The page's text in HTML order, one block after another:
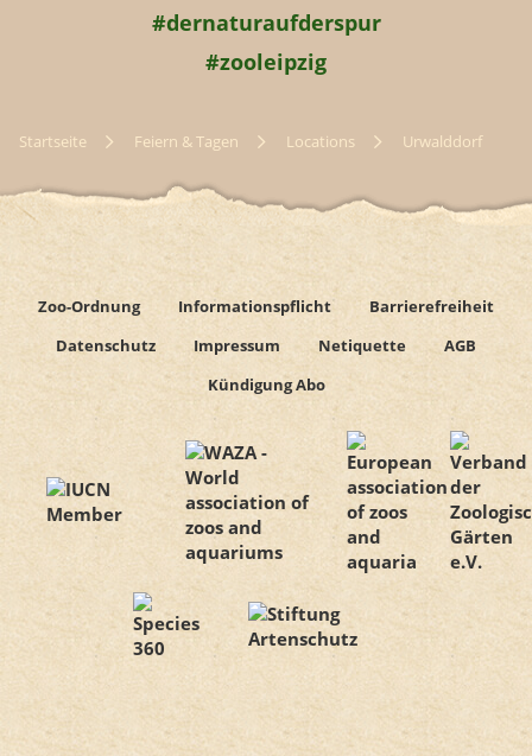
#dernaturaufderspur
#zooleipzig
Startseite Feiern & Tagen Locations Urwalddorf
Zoo-Ordnung Informationspflicht
Barrierefreiheit
Datenschutz
Impressum Netiquette
AGB
Kündigung Abo